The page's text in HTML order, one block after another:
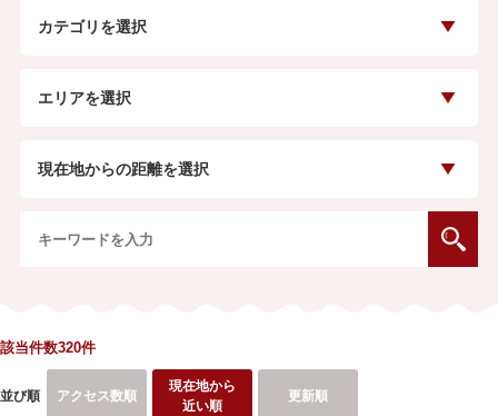
カテゴリを選択
エリアを選択
現在地からの距離を選択
該当件数320件
並び順 アクセス数順
現在地から
近い順
更新順